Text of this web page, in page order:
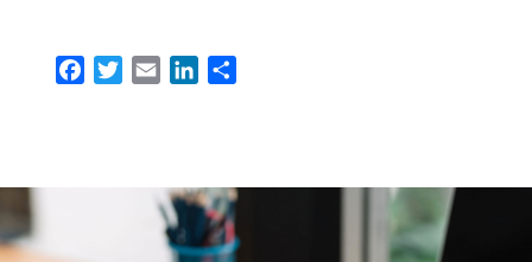
FacebookTwitterEmail LinkedIn